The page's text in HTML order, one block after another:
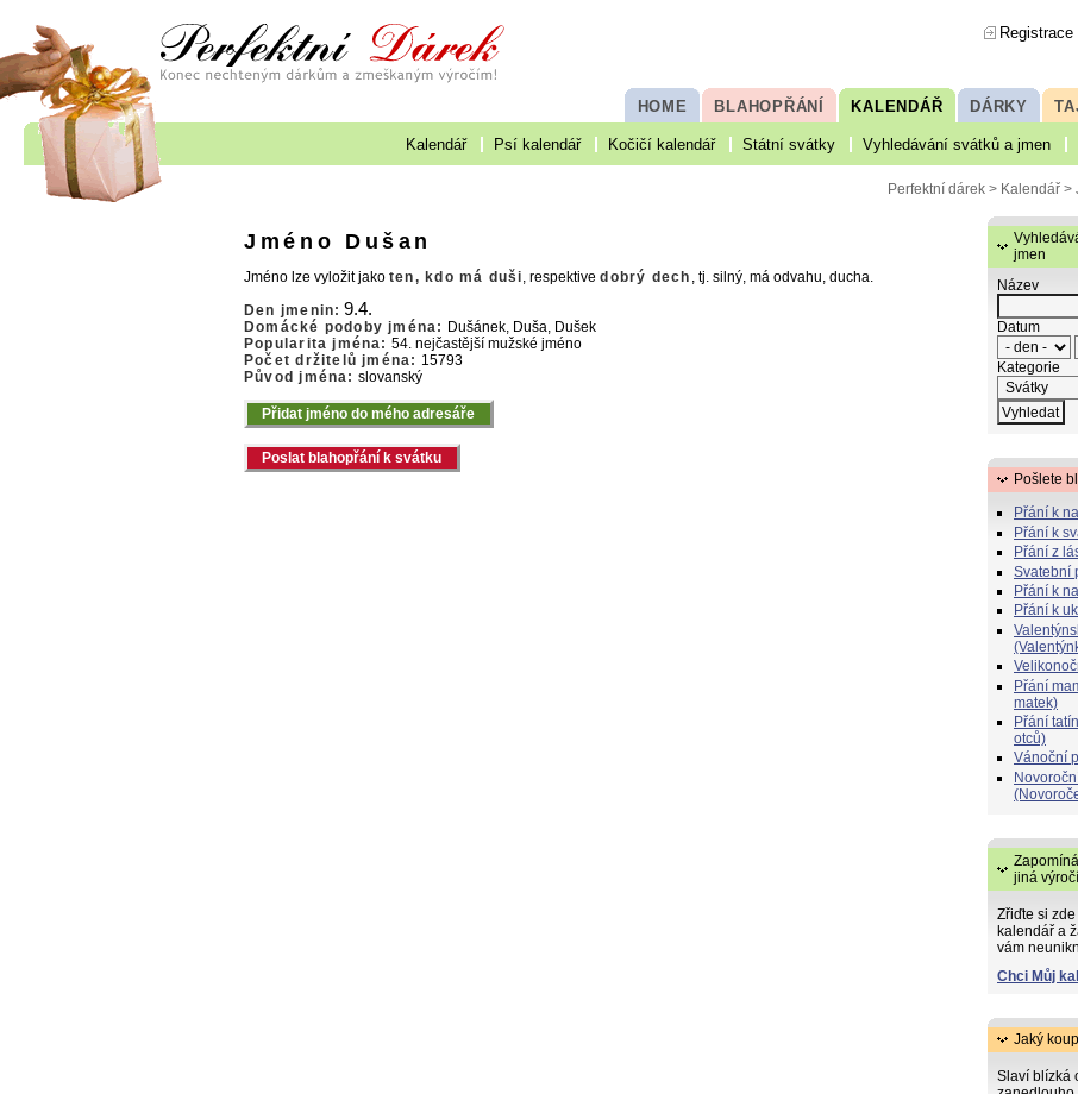
Registrace
DÁRKY
KALENDÁŘ
BLAHOPŘÁNÍ
HOME
Kalendář Psí kalendář Kočičí kalendář Státní svátky Vyhledávání svátků a jmen
Perfektní dárek > Kalendář >
Jméno Dušan
Jméno lze vyložit jako ten, kdo má duši, respektivedobrý dech , tj. silný, má odvahu, ducha.
Den jmenin: 9.4.
Domácké podoby jména: Dušánek, Duša, Dušek
Popularita jména: 54. nejčastější mužské jméno
Počet držitelů jména: 15793
Původ jména: slovanský
Přidat jméno do mého adresáře
Poslat blahopřání k svátku
jmen
Název
Datum
Kategorie
Pošlete
Přání k
Přání k
Přání z
Svatební
Přání k
Přání k
Přání
matek)
Přání
otců)
Vánoční
jiná
Zřiďte si
kalendář a
vám
Chci Můj
Jaký
Slaví blízká